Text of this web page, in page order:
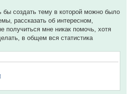
создать тему в которой можно было
рассказать об интересном,
получиться мне никак помочь, хотя
в общем вся статистика